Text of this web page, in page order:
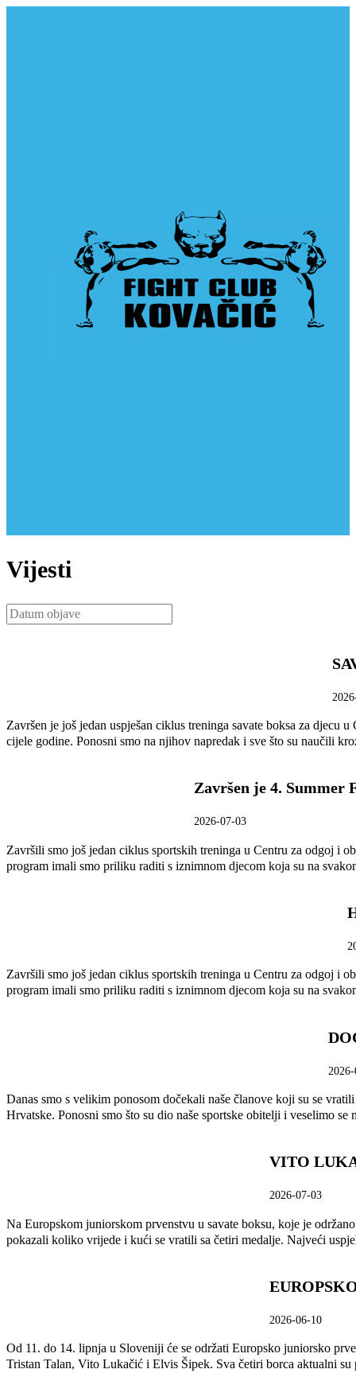
Vijesti
Završen je još jedan uspješan ciklus treninga savate boksa za
cijele godine. Ponosni smo na njihov napredak i sve što su naučili
Završen je 4. Summer
2026-07-03
Završili smo još jedan ciklus sportskih treninga u Centru za odgoj i
program imali smo priliku raditi s iznimnom djecom koja su na
Završili smo još jedan ciklus sportskih treninga u Centru za odgoj i
program imali smo priliku raditi s iznimnom djecom koja su na
Danas smo s velikim ponosom dočekali naše članove koji su se
Hrvatske. Ponosni smo što su dio naše sportske obitelji i veselimo
VITO
2026-07-03
Na Europskom juniorskom prvenstvu u savate boksu, koje je
pokazali koliko vrijede i kući se vratili sa četiri medalje. Najveći
2026-06-10
Od 11. do 14. lipnja u Sloveniji će se održati Europsko juniorsko
Tristan Talan, Vito Lukačić i Elvis Šipek. Sva četiri borca aktualni